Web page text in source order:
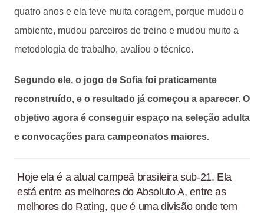
quatro anos e ela teve muita coragem, porque mudou o
ambiente, mudou parceiros de treino e mudou muito a
metodologia de trabalho, avaliou o técnico.
Segundo ele, o jogo de Sofia foi praticamente
reconstruído, e o resultado já começou a aparecer. O
objetivo agora é conseguir espaço na seleção adulta
e convocações para campeonatos maiores.
Hoje ela é a atual campeã brasileira sub-21. Ela
está entre as melhores do Absoluto A, entre as
melhores do Rating, que é uma divisão onde tem